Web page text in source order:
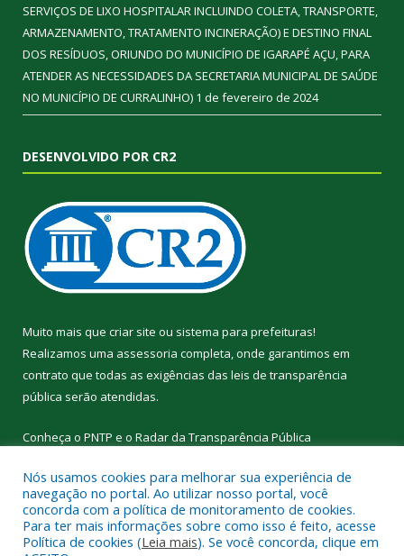
SERVIÇOS DE LIXO HOSPITALAR INCLUINDO COLETA, TRANSPORTE,
ARMAZENAMENTO, TRATAMENTO INCINERAÇÃO) E DESTINO FINAL
DOS RESÍDUOS, ORIUNDO DO MUNICÍPIO DE IGARAPÉ AÇU, PARA
ATENDER AS NECESSIDADES DA SECRETARIA MUNICIPAL DE SAÚDE
NO MUNICÍPIO DE CURRALINHO) 1 de fevereiro de 2024
DESENVOLVIDO POR CR2
Muito mais que criar site ou sistema para prefeituras!
Realizamos uma assessoria completa, onde garantimos em
contrato que todas as exigências das leis de transparência
pública serão atendidas.
Conheça o PNTP e o Radar da Transparência Pública
Todos os direitos reservados a Prefeitura Municipal de
Curralinho.
Nós usamos cookies para melhorar sua experiência de
navegação no portal. Ao utilizar nosso portal, você
concorda com a política de monitoramento de cookies.
Para ter mais informações sobre como isso é feito, acesse
Política de cookies (Leia mais). Se você concorda, clique em